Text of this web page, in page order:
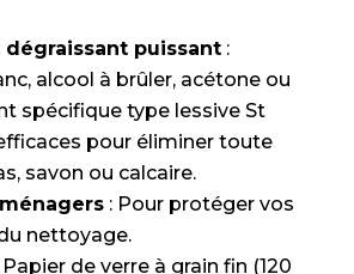
puissant:
alcool à brûler, acétone ou
spécifique type lessive St
pour éliminer toute
savon ou calcaire.
: Pour protéger vos
nettoyage.
de verre à grain fin (120